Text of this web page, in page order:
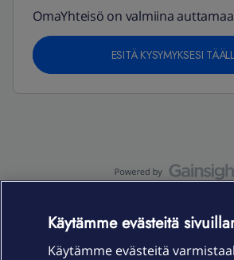
OmaYhteisö on valmiina
ESITÄ KYSYMYKSESI
Käytämme evästeitä
Käytämme evästeitä